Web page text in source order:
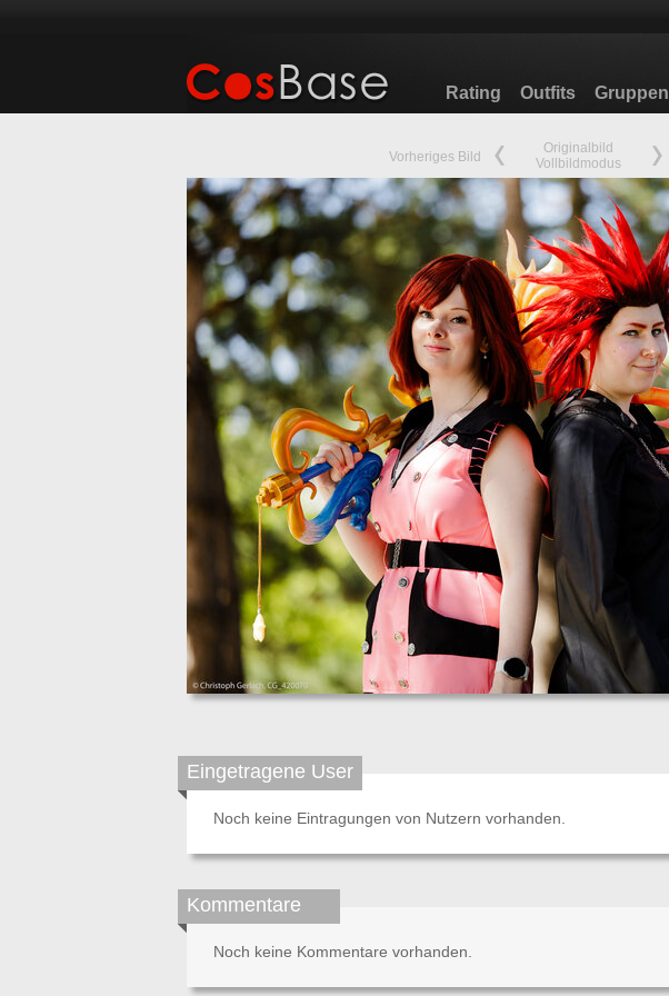
Rating Outfits Gruppen
Vorheriges Bild
Originalbild
Vollbildmodus
Eingetragene User
Noch keine Eintragungen von Nutzern vorhanden.
Kommentare
Noch keine Kommentare vorhanden.